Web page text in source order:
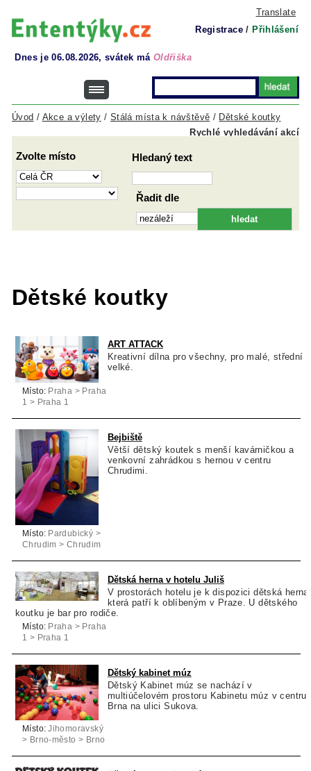
Translate
Registrace / Přihlášení
Dnes je 06.08.2026, svátek má Oldřiška
Rychlé vyhledávání akcí
Úvod / Akce a výlety / Stálá místa k návštěvě / Dětské koutky
Zvolte místo Hledaný text
Řadit dle
Dětské koutky
ART ATTACK
Kreativní dílna pro všechny, pro malé, střední i
velké.
Místo: Praha > Praha
1 > Praha 1
Bejbiště
Větší dětský koutek s menší kavárničkou a
venkovní zahrádkou s hernou v centru
Chrudimi.
Místo: Pardubický >
Chrudim > Chrudim
Dětská herna v hotelu Juliš
V prostorách hotelu je k dispozici dětská
která patří k oblíbeným v Praze. U dětského
koutku je bar pro rodiče.
Místo: Praha > Praha
1 > Praha 1
Dětský kabinet múz
Dětský Kabinet múz se nachází v
multiúčelovém prostoru Kabinetu múz v centru
Brna na ulici Sukova.
Místo: Jihomoravský
> Brno-město > Brno